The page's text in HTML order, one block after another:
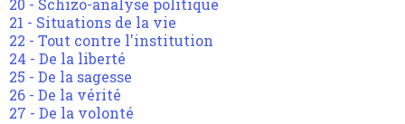
20 - Schizo-analyse politique
21 - Situations de la vie
22 - Tout contre l'institution
24 - De la liberté
25 - De la sagesse
26 - De la vérité
27 - De la volonté